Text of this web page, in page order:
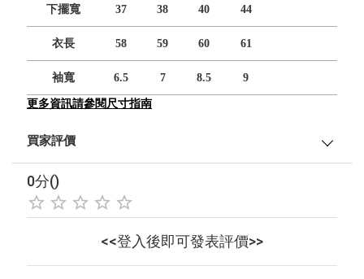
下擺寬 37 38 40 44
衣長 58 59 60 61
袖寬 6.5 7 8.5 9
更多資訊請參閱尺寸指南
買家評價
0分()
<<登入後即可發表評價>>